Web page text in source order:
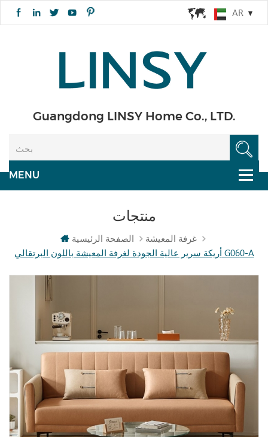
AR
Guangdong LINSY Home Co., LTD.
منتجات
الصفحة الرئيسية
غرفة المعيشة
أريكة سرير عالية الجودة لغرفة المعيشة باللون البرتقالي G060-A